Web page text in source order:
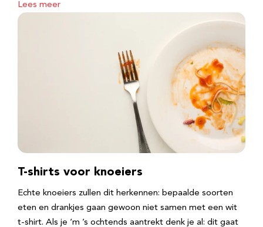
Lees meer
T-shirts voor knoeiers
Echte knoeiers zullen dit herkennen: bepaalde soorten
eten en drankjes gaan gewoon niet samen met een wit
t-shirt. Als je ‘m ’s ochtends aantrekt denk je al: dit gaat